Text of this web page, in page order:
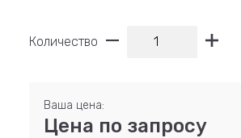
Количество
Ваша цена:
Цена по запросу